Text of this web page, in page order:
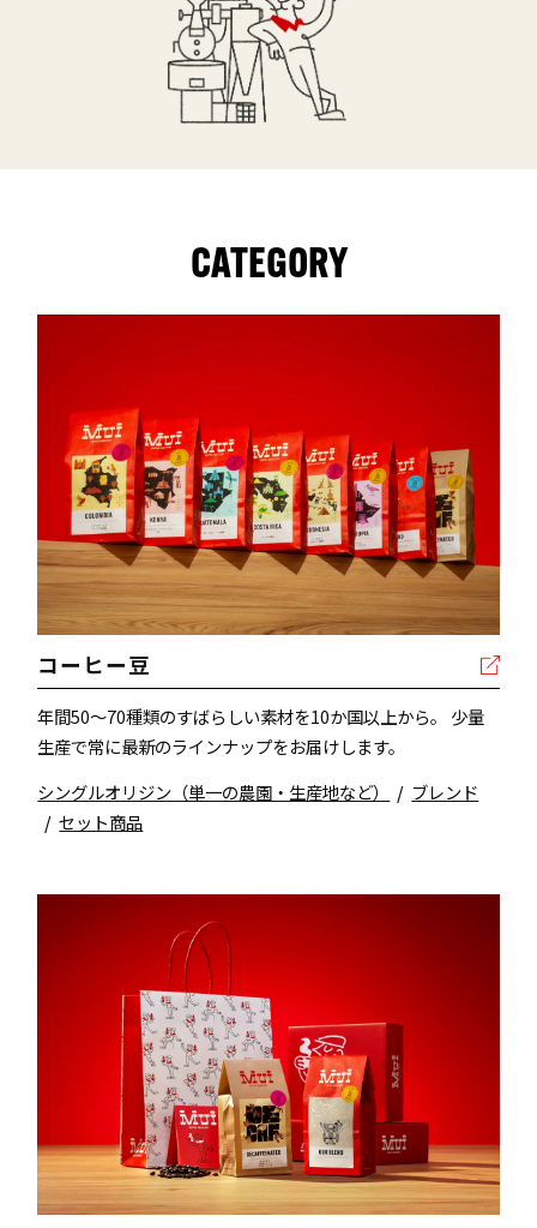
CATEGORY
コーヒー豆
年間50～70種類のすばらしい素材を10か国以上から。 少量
生産で常に最新のラインナップをお届けします。
シングルオリジン（単一の農園・生産地など）
ブレンド
セット商品